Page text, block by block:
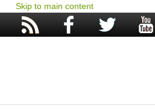
Skip to main content